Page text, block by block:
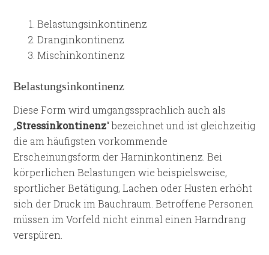
Belastungsinkontinenz
Dranginkontinenz
Mischinkontinenz
Belastungsinkontinenz
Diese Form wird umgangssprachlich auch als
„Stressinkontinenz“ bezeichnet und ist gleichzeitig
die am häufigsten vorkommende
Erscheinungsform der Harninkontinenz. Bei
körperlichen Belastungen wie beispielsweise,
sportlicher Betätigung, Lachen oder Husten erhöht
sich der Druck im Bauchraum. Betroffene Personen
müssen im Vorfeld nicht einmal einen Harndrang
verspüren.